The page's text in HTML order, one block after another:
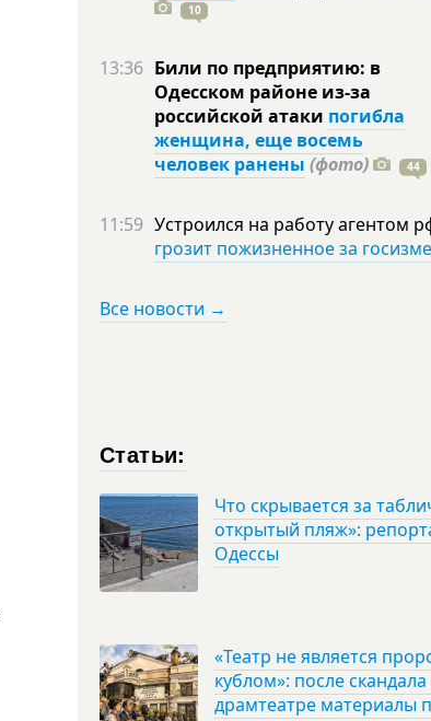
10
13:36 Били по предприятию: в
Одесском районе из-за
российской атаки погибла
женщина, еще восемь
человек ранены (фото) 44
11:59 Устроился на работу агентом
грозит пожизненное за
Все новости →
Статьи:
Что скрывается за
открытый пляж»:
Одессы
«Театр не является
кублом»: после
драмтеатре материалы